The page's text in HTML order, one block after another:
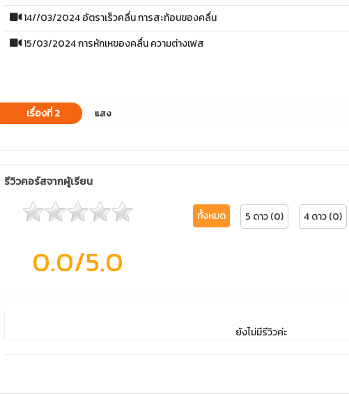
14//03/2024 อัตราเร็วคลื่น การสะท้อนของคลื่น
15/03/2024 การหักเหของคลื่น ความต่างเฟส
เรื่องที่ 2 แสง
รีวิวคอร์สจากผู้เรียน
0.0/5.0
ทั้งหมด 5 ดาว (0) 4 ดาว (0)
ยังไม่มีรีวิวค่ะ